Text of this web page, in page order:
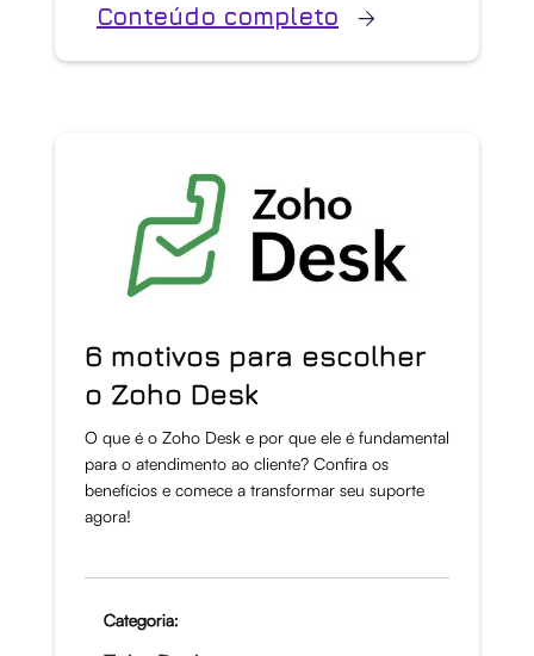
Conteúdo completo
6 motivos para escolher
o Zoho Desk
O que é o Zoho Desk e por que ele é fundamental
para o atendimento ao cliente? Confira os
benefícios e comece a transformar seu suporte
agora!
Categoria: